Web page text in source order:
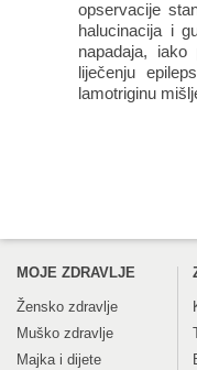
opservacije
halucinacija i
napadaja,
liječenju
lamotriginu
MOJE ZDRAVLJE
Žensko zdravlje
Muško zdravlje
Majka i dijete